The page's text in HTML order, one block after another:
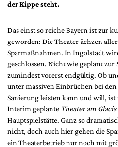
Hefte
Alle Hefte
Leseproben
Podcast
Service
Shop / Abo
Newsletter
Redaktion
Autor:innen
der Kippe steht.
Das einst so reiche Bayern ist zur
geworden: Die Theater ächzen
Sparmaßnahmen. In Ingolstadt
geschlossen. Nicht wie geplant zur
zumindest vorerst endgültig. Ob
unter massiven Einbrüchen bei
Sanierung leisten kann und will,
Interim geplante Theater am Glacis
Hauptspielstätte. Ganz so
nicht, doch auch hier gehen die
ein Theaterbetrieb nur noch mit